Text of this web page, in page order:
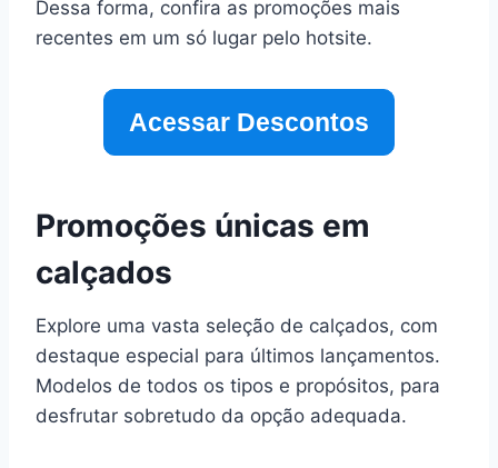
Dessa forma, confira as promoções mais
recentes em um só lugar pelo hotsite.
Acessar Descontos
Promoções únicas em
calçados
Explore uma vasta seleção de calçados, com
destaque especial para últimos lançamentos.
Modelos de todos os tipos e propósitos, para
desfrutar sobretudo da opção adequada.